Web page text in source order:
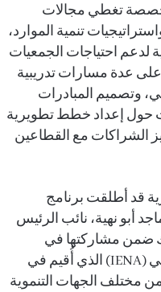
عمل متخصصة تغطي مجالات
تنمية الموارد،
فردية لدعم احتياجات الجمعيات
عدة مسارات تدريبية
وتصميم المبادرات
حول إعداد خطط تطويرية
الشراكات مع القطاعين
قد أطلقت برنامج
أبو نهية، نائب الرئيس
ضمن مشاركتها في
المعرض الدولي للقطاع غير الربحي (IENA) الذي أُقيم في
مختلف الجهات التنموية